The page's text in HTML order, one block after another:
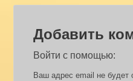
Добавить
Войти с помощью:
Ваш адрес email не будет